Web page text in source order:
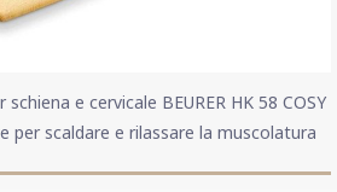
e cervicale BEURER HK 58 COSY
per scaldare e rilassare la muscolatura